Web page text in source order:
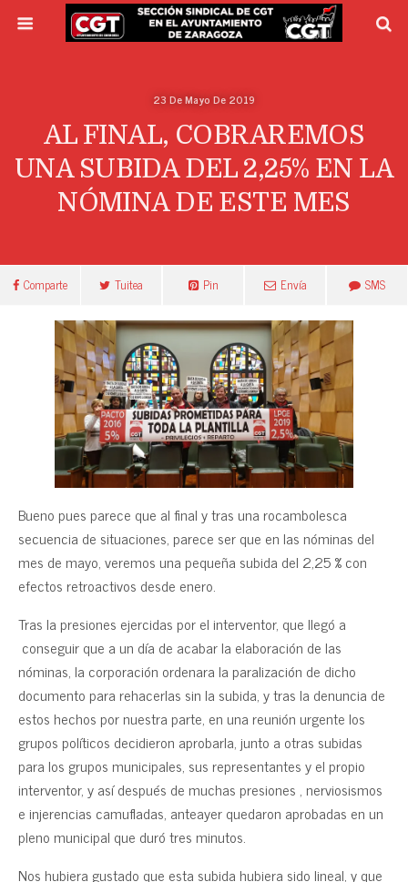
23 De Mayo De 2019
AL FINAL, COBRAREMOS
UNA SUBIDA DEL 2,25% EN LA
NÓMINA DE ESTE MES
Comparte Tuitea Pin Envía SMS
Bueno pues parece que al final y tras una rocambolesca
secuencia de situaciones, parece ser que en las nóminas del
mes de mayo, veremos una pequeña subida del 2,25 % con
efectos retroactivos desde enero.
Tras la presiones ejercidas por el interventor, que llegó a
conseguir que a un día de acabar la elaboración de las
nóminas, la corporación ordenara la paralización de dicho
documento para rehacerlas sin la subida, y tras la denuncia de
estos hechos por nuestra parte, en una reunión urgente los
grupos políticos decidieron aprobarla, junto a otras subidas
para los grupos municipales, sus representantes y el propio
interventor, y así después de muchas presiones , nerviosismos
e injerencias camufladas, anteayer quedaron aprobadas en un
pleno municipal que duró tres minutos.
Nos hubiera gustado que esta subida hubiera sido lineal, y que